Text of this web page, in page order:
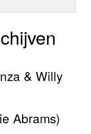
& Willy
Abrams)